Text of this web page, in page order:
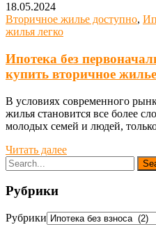
18.05.2024
Вторичное жилье доступно,
жилья легко
Ипотека без
купить вторичное жилье
В условиях современного
жилья становится все более
молодых семей и людей,
Читать далее
Рубрики
Рубрики